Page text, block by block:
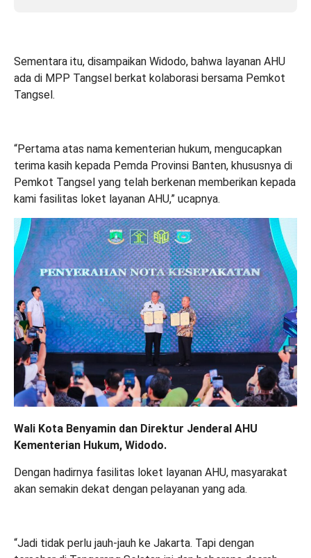
Sementara itu, disampaikan Widodo, bahwa layanan AHU
ada di MPP Tangsel berkat kolaborasi bersama Pemkot
Tangsel.
“Pertama atas nama kementerian hukum, mengucapkan
terima kasih kepada Pemda Provinsi Banten, khususnya di
Pemkot Tangsel yang telah berkenan memberikan kepada
kami fasilitas loket layanan AHU,” ucapnya.
Wali Kota Benyamin dan Direktur Jenderal AHU
Kementerian Hukum, Widodo.
Dengan hadirnya fasilitas loket layanan AHU, masyarakat
akan semakin dekat dengan pelayanan yang ada.
“Jadi tidak perlu jauh-jauh ke Jakarta. Tapi dengan